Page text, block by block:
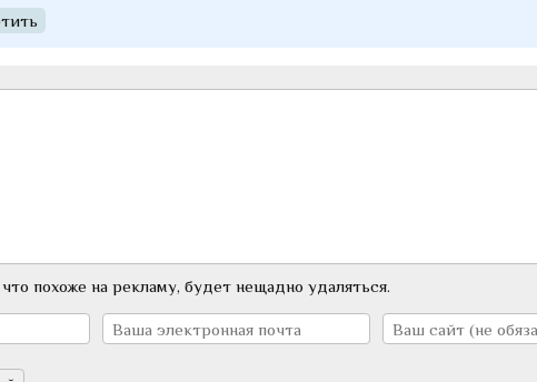
похоже на рекламу, будет нещадно удаляться.